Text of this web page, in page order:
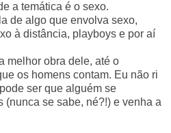
a temática é o sexo.
de algo que envolva sexo,
à distância, playboys e por aí
melhor obra dele, até o
os homens contam. Eu não ri
ser que alguém se
(nunca se sabe, né?!) e venha a